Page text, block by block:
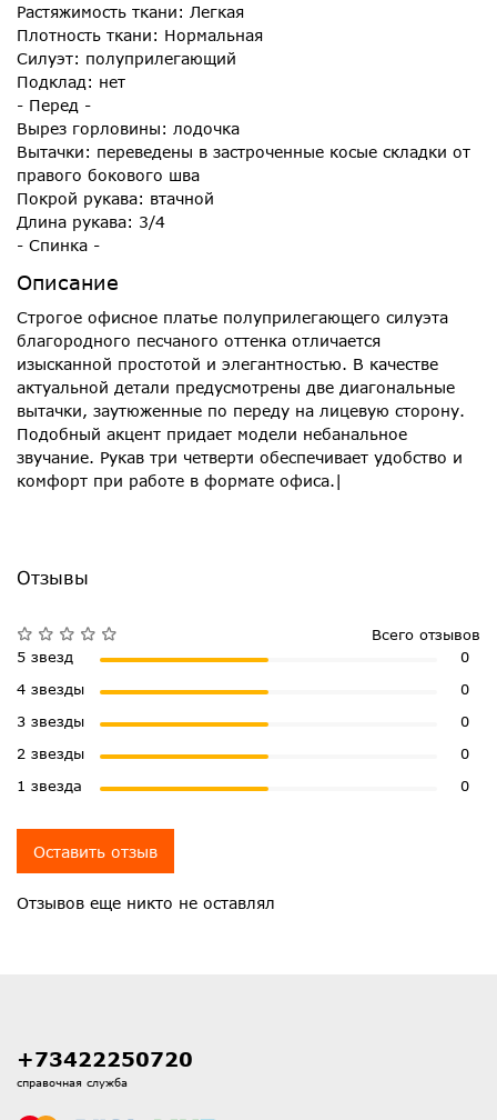
Растяжимость ткани: Легкая
Плотность ткани: Нормальная
Силуэт: полуприлегающий
Подклад: нет
- Перед -
Вырез горловины: лодочка
Вытачки: переведены в застроченные косые складки от
правого бокового шва
Покрой рукава: втачной
Длина рукава: 3/4
- Спинка -
Описание
Строгое офисное платье полуприлегающего силуэта
благородного песчаного оттенка отличается
изысканной простотой и элегантностью. В качестве
актуальной детали предусмотрены две диагональные
вытачки, заутюженные по переду на лицевую сторону.
Подобный акцент придает модели небанальное
звучание. Рукав три четверти обеспечивает удобство и
комфорт при работе в формате офиса.|
Отзывы
Отзывов еще никто не оставлял
Всего отзывов
5 звезд
0
4 звезды
0
3 звезды
0
2 звезды
0
1 звезда
0
Оставить отзыв
+73422250720
справочная служба